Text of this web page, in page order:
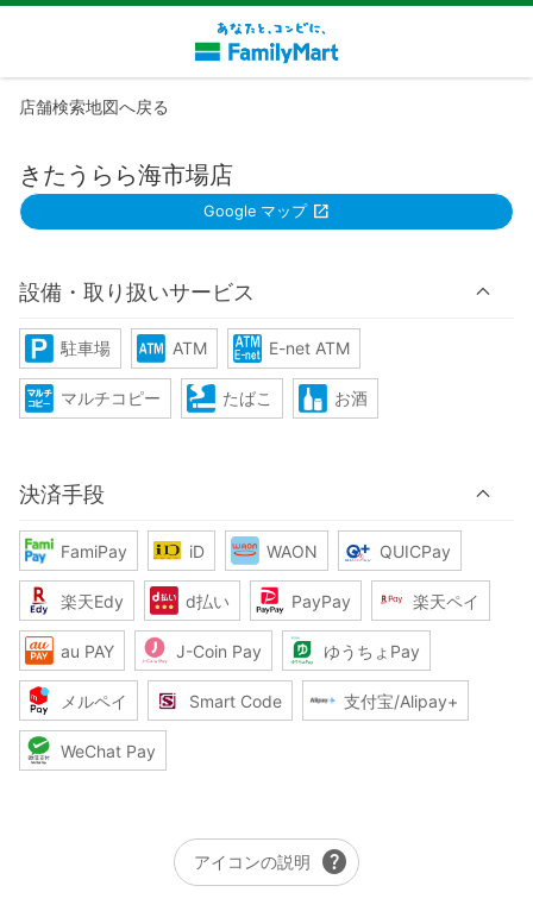
店舗検索地図へ戻る
きたうらら海市場店
Google マップ
設備・取り扱いサービス
駐車場 ATM E-net ATM
マルチコピー たばこ お酒
決済手段
FamiPay iD WAON QUICPay
楽天Edy d払い PayPay 楽天ペイ
au PAY J-Coin Pay ゆうちょPay
メルペイ Smart Code 支付宝/Alipay+
WeChat Pay
アイコンの説明 help